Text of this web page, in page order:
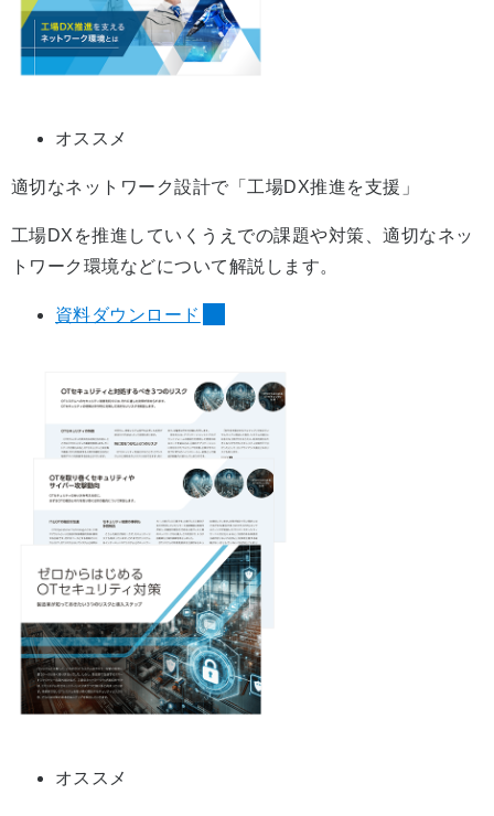
オススメ
適切なネットワーク設計で「工場DX推進を支援」
工場DXを推進していくうえでの課題や対策、適切なネッ
トワーク環境などについて解説します。
資料ダウンロード
オススメ